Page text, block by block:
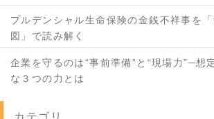
プルデンシャル生命保険の金銭不祥事を
図」で読み解く
企業を守るのは“事前準備”と“現場力”─想
な３つの力とは